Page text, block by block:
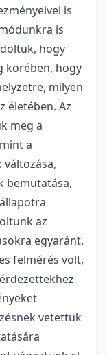
is
is
hogy
körében, hogy
milyen
életében. Az
meg a
a
változása,
bemutatása,
az
egyaránt.
felmérés volt,
vetettük